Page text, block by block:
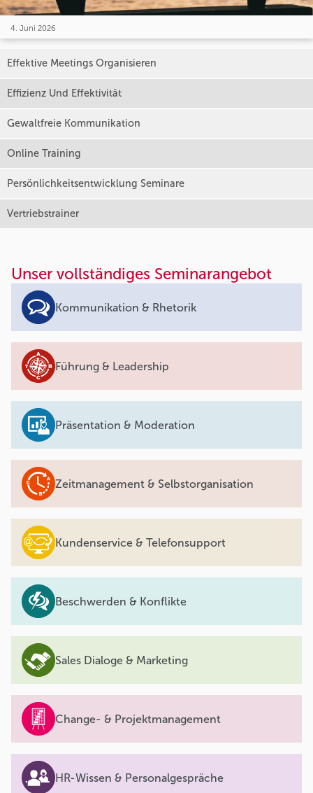
4. Juni 2026
Effektive Meetings Organisieren
Effizienz Und Effektivität
Gewaltfreie Kommunikation
Online Training
Persönlichkeitsentwicklung Seminare
Vertriebstrainer
Unser vollständiges Seminarangebot
Kommunikation & Rhetorik
Führung & Leadership
Präsentation & Moderation
Zeitmanagement & Selbstorganisation
Kundenservice & Telefonsupport
Beschwerden & Konflikte
Sales Dialoge & Marketing
Change- & Projektmanagement
HR-Wissen & Personalgespräche